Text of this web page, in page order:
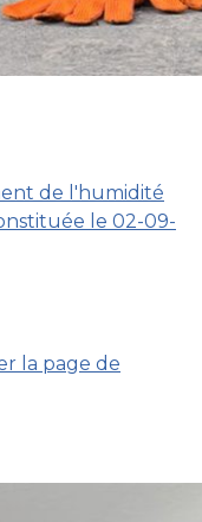
de l'humidité
le 02-09-
la page de